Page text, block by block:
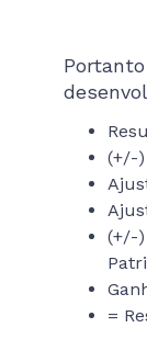
Portanto
(+/-)
(+/-
=